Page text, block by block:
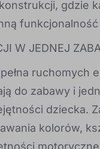
gdzie
W JEDNEJ
ruchomych
do zabawy i
dziecka.
kolorów,